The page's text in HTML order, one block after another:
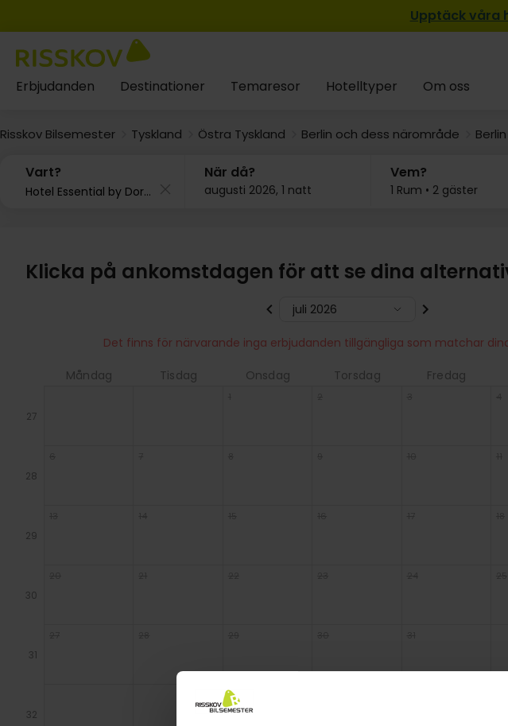
Upptäck våra
Erbjudanden Destinationer Temaresor Hotelltyper Om oss
Risskov Bilsemester Tyskland Östra Tyskland Berlin och dess närområde Berlin
Vart? När då?
augusti 2026, 1 natt
Vem?
1 Rum • 2 gäster
Klicka på ankomstdagen för att se dina
juli 2026
Det finns för närvarande inga erbjudanden tillgängliga som matchar
Måndag Tisdag Onsdag Torsdag Fredag
27
28
29
30
31
32